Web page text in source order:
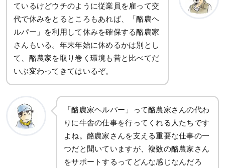
ているけどウチのように従業員を雇って交
代で休みをとるところもあれば、「酪農ヘ
ルパー」を利用して休みを確保する酪農家
さんもいる。年末年始に休めるかは別とし
て、酪農家を取り巻く環境も昔と比べてだ
いぶ変わってきてはいるぞ。
「酪農家ヘルパー」って酪農家さんの代わ
りに牛舎の仕事を行ってくれる人たちです
よね。酪農家さんを支える重要な仕事の一
つだと聞いていますが、複数の酪農家さん
をサポートするってどんな感じなんだろ